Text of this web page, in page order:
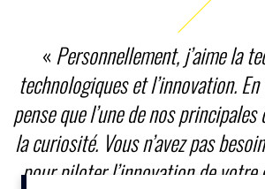
« Personnellement, j’aime la
technologiques et l’innovation.
pense que l’une de nos
la curiosité. Vous n’avez pas
pour piloter l’innovation de votre